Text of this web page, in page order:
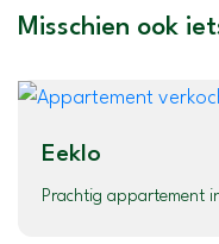
Misschien ook
Eeklo
Prachtig appartement